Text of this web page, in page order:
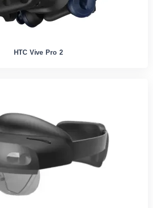
HTC Vive Pro 2